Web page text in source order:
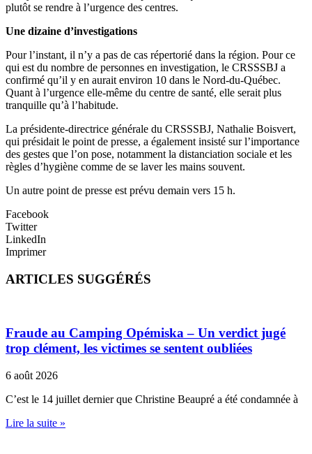
plutôt se rendre à l’urgence des centres.
Une dizaine d’investigations
Pour l’instant, il n’y a pas de cas répertorié dans la région. Pour ce
qui est du nombre de personnes en investigation, le CRSSSBJ a
confirmé qu’il y en aurait environ 10 dans le Nord-du-Québec.
Quant à l’urgence elle-même du centre de santé, elle serait plus
tranquille qu’à l’habitude.
La présidente-directrice générale du CRSSSBJ, Nathalie Boisvert,
qui présidait le point de presse, a également insisté sur l’importance
des gestes que l’on pose, notamment la distanciation sociale et les
règles d’hygiène comme de se laver les mains souvent.
Un autre point de presse est prévu demain vers 15 h.
Facebook
Twitter
LinkedIn
Imprimer
ARTICLES SUGGÉRÉS
Fraude au Camping Opémiska – Un verdict jugé
trop clément, les victimes se sentent oubliées
6 août 2026
C’est le 14 juillet dernier que Christine Beaupré a été condamnée à
Lire la suite »